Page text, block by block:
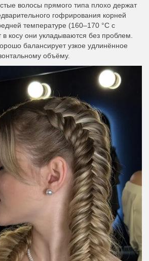
волосы прямого типа плохо держат
гофрирования корней
температуре (160–170 °C с
косу они укладываются без проблем.
балансирует узкое удлинённое
объёму.